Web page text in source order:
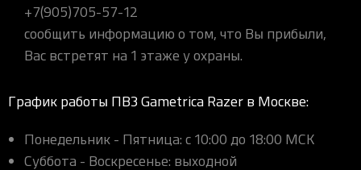
+7(905)705-57-12
сообщить информацию о том, что Вы прибыли,
Вас встретят на 1 этаже у охраны.
График работы ПВЗ Gametrica Razer в Москве:
Понедельник - Пятница: с 10:00 до 18:00 МСК
Суббота - Воскресенье: выходной